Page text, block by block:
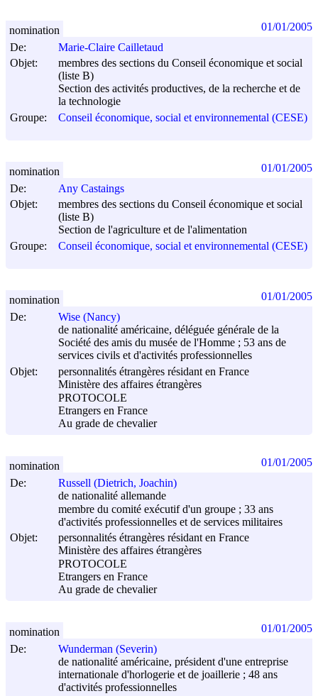
De:
Marie-Claire Cailletaud
Objet:
membres des sections du Conseil économique et social
(liste B)
Section des activités productives, de la recherche et de
la technologie
Groupe:
Conseil économique, social et environnemental (CESE)
nomination 01/01/2005
De:
Any Castaings
Objet:
membres des sections du Conseil économique et social
(liste B)
Section de l'agriculture et de l'alimentation
Groupe:
Conseil économique, social et environnemental (CESE)
nomination 01/01/2005
De:
Wise (Nancy)
de nationalité américaine, déléguée générale de la
Société des amis du musée de l'Homme ; 53 ans de
services civils et d'activités professionnelles
Objet:
personnalités étrangères résidant en France
Ministère des affaires étrangères
PROTOCOLE
Etrangers en France
Au grade de chevalier
nomination 01/01/2005
De:
Russell (Dietrich, Joachin)
de nationalité allemande
membre du comité exécutif d'un groupe ; 33 ans
d'activités professionnelles et de services militaires
Objet:
personnalités étrangères résidant en France
Ministère des affaires étrangères
PROTOCOLE
Etrangers en France
Au grade de chevalier
nomination 01/01/2005
De:
Wunderman (Severin)
de nationalité américaine, président d'une entreprise
internationale d'horlogerie et de joaillerie ; 48 ans
d'activités professionnelles
nomination 01/01/2005